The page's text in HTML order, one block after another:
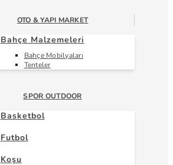
OTO & YAPI MARKET
Bahçe Malzemeleri
Bahçe Mobilyaları
Tenteler
SPOR OUTDOOR
Basketbol
Futbol
Koşu